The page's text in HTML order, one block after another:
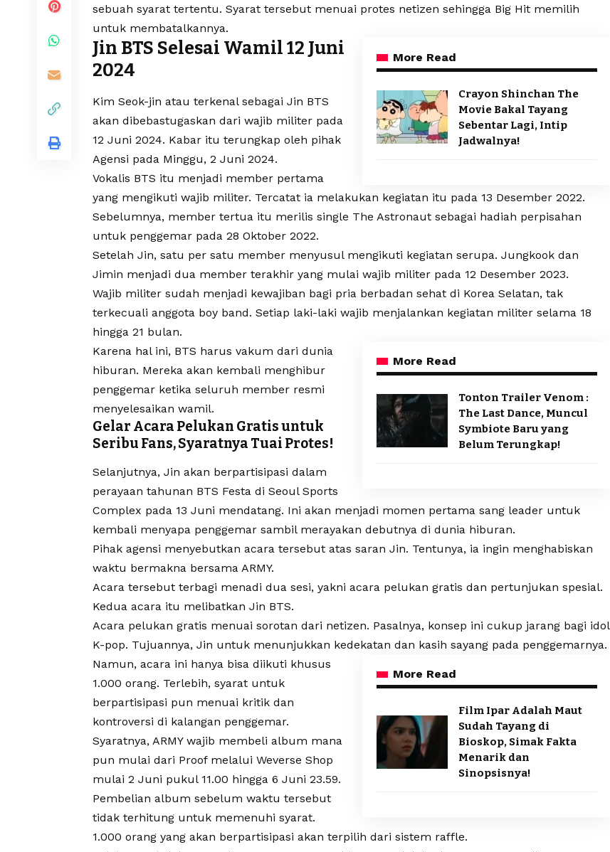
sebuah syarat tertentu. Syarat tersebut menuai protes netizen sehingga Big Hit memilih
untuk membatalkannya.
More Read
Crayon Shinchan The
Movie Bakal Tayang
Sebentar Lagi, Intip
Jadwalnya!
Jin BTS Selesai Wamil 12 Juni
2024
Kim Seok-jin atau terkenal sebagai Jin BTS
akan dibebastugaskan dari wajib militer pada
12 Juni 2024. Kabar itu terungkap oleh pihak
Agensi pada Minggu, 2 Juni 2024.
Vokalis BTS itu menjadi member pertama
yang mengikuti wajib militer. Tercatat ia melakukan kegiatan itu pada 13 Desember 2022.
Sebelumnya, member tertua itu merilis single The Astronaut sebagai hadiah perpisahan
untuk penggemar pada 28 Oktober 2022.
Setelah Jin, satu per satu member menyusul mengikuti kegiatan serupa. Jungkook dan
Jimin menjadi dua member terakhir yang mulai wajib militer pada 12 Desember 2023.
Wajib militer sudah menjadi kewajiban bagi pria berbadan sehat di Korea Selatan, tak
terkecuali anggota boy band. Setiap laki-laki wajib menjalankan kegiatan militer selama 18
hingga 21 bulan.
More Read
Tonton Trailer Venom :
The Last Dance, Muncul
Symbiote Baru yang
Belum Terungkap!
Karena hal ini, BTS harus vakum dari dunia
hiburan. Mereka akan kembali menghibur
penggemar ketika seluruh member resmi
menyelesaikan wamil.
Gelar Acara Pelukan Gratis untuk
Seribu Fans, Syaratnya Tuai Protes!
Selanjutnya, Jin akan berpartisipasi dalam
perayaan tahunan BTS Festa di Seoul Sports
Complex pada 13 Juni mendatang. Ini akan menjadi momen pertama sang leader untuk
kembali menyapa penggemar sambil merayakan debutnya di dunia hiburan.
Pihak agensi menyebutkan acara tersebut atas saran Jin. Tentunya, ia ingin menghabiskan
waktu bermakna bersama ARMY.
Acara tersebut terbagi menadi dua sesi, yakni acara pelukan gratis dan pertunjukan spesial.
Kedua acara itu melibatkan Jin BTS.
Acara pelukan gratis menuai sorotan dari netizen. Pasalnya, konsep ini cukup jarang bagi idol
K-pop. Tujuannya, Jin untuk menunjukkan kedekatan dan kasih sayang pada penggemarnya.
More Read
Film Ipar Adalah Maut
Sudah Tayang di
Bioskop, Simak Fakta
Menarik dan
Sinopsisnya!
Namun, acara ini hanya bisa diikuti khusus
1.000 orang. Terlebih, syarat untuk
berpartisipasi pun menuai kritik dan
kontroversi di kalangan penggemar.
Syaratnya, ARMY wajib membeli album mana
pun mulai dari Proof melalui Weverse Shop
mulai 2 Juni pukul 11.00 hingga 6 Juni 23.59.
Pembelian album sebelum waktu tersebut
tidak terhitung untuk memenuhi syarat.
1.000 orang yang akan berpartisipasi akan terpilih dari sistem raffle.